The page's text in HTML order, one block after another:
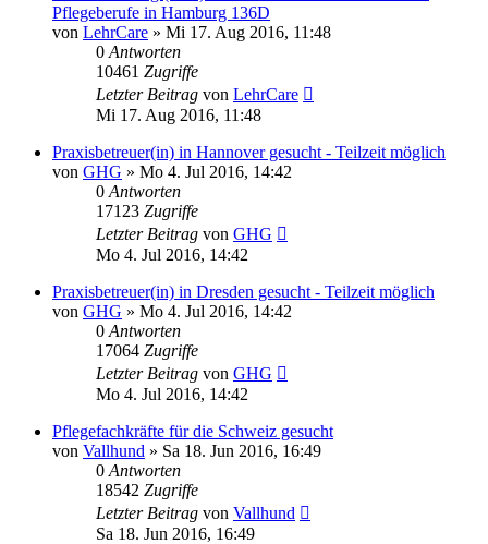
Pflegeberufe in Hamburg 136D
von LehrCare » Mi 17. Aug 2016, 11:48
0 Antworten
10461 Zugriffe
Letzter Beitrag von LehrCare
Mi 17. Aug 2016, 11:48
Praxisbetreuer(in) in Hannover gesucht - Teilzeit möglich
von GHG » Mo 4. Jul 2016, 14:42
0 Antworten
17123 Zugriffe
Letzter Beitrag von GHG
Mo 4. Jul 2016, 14:42
Praxisbetreuer(in) in Dresden gesucht - Teilzeit möglich
von GHG » Mo 4. Jul 2016, 14:42
0 Antworten
17064 Zugriffe
Letzter Beitrag von GHG
Mo 4. Jul 2016, 14:42
Pflegefachkräfte für die Schweiz gesucht
von Vallhund » Sa 18. Jun 2016, 16:49
0 Antworten
18542 Zugriffe
Letzter Beitrag von Vallhund
Sa 18. Jun 2016, 16:49